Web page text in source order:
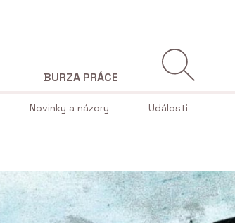
Novinky a názory Události
BURZA PRÁCE